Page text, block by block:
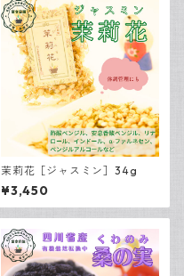
茉莉花［ジャスミン］34g
¥3,450